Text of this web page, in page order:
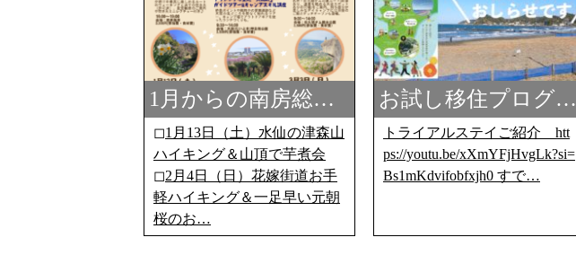
1月からの南房総…
◻︎1月13日（土）水仙の津森山
ハイキング＆山頂で芋煮会
◻︎2月4日（日）花嫁街道お手
軽ハイキング＆一足早い元朝
桜のお…
お試し移住プログ…
トライアルステイご紹介 htt
ps://youtu.be/xXmYFjHvgLk?si=
Bs1mKdvifobfxjh0 すで…